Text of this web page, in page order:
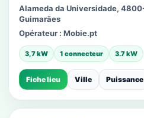
Alameda da Universidade,
Guimarães
Opérateur : Mobie.pt
3,7 kW 1 connecteur 3.7 kW
Fiche lieu Ville Puissance